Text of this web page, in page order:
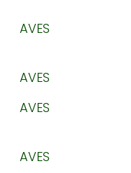
AVES
AVES
AVES
AVES